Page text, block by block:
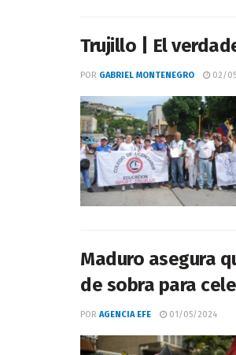
Trujillo | El
POR GABRIEL MONTENEGRO 02/
Maduro asegura
de sobra para
POR AGENCIA EFE 01/05/2024